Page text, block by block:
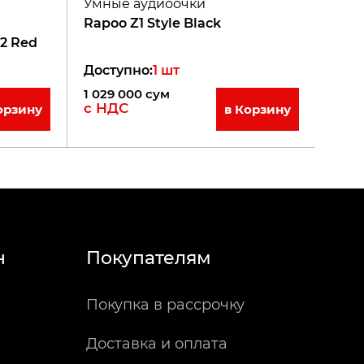
Red
Умные аудиоочки
Rapoo Z1 Style Black
Доступно:1 шт
1 029 000 сум
с НДС в Корзину
Покупателям
Покупка в рассрочку
Доставка и оплата